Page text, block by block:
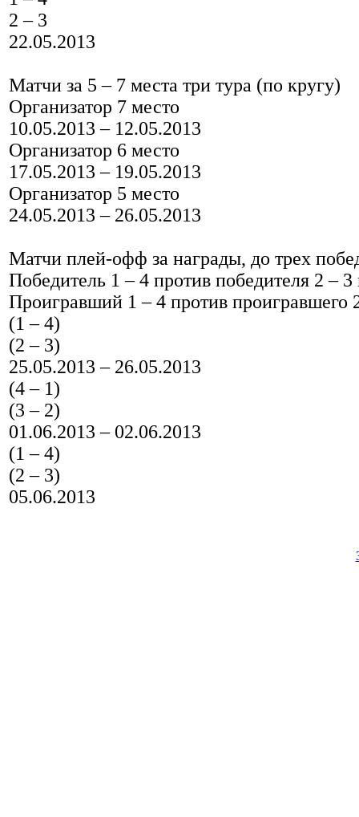
2 – 3
22.05.2013
Матчи за 5 – 7 места три тура (по кругу)
Организатор 7 место
10.05.2013 – 12.05.2013
Организатор 6 место
17.05.2013 – 19.05.2013
Организатор 5 место
24.05.2013 – 26.05.2013
Матчи плей-офф за награды, до трех
Победитель 1 – 4 против победителя 2 –
Проигравший 1 – 4 против проигравшего
(1 – 4)
(2 – 3)
25.05.2013 – 26.05.2013
(4 – 1)
(3 – 2)
01.06.2013 – 02.06.2013
(1 – 4)
(2 – 3)
05.06.2013